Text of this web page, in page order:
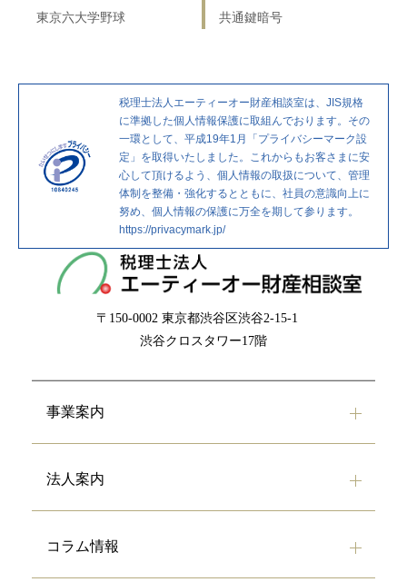
ゲ
の
東京六大学野球
去
稿
共通鍵暗号
〒150-0002 東京都渋谷区渋谷2-15-1
渋谷クロスタワー17階
税理士法人エーティーオー財産相談室は、JIS規格
に準拠した個人情報保護に取組んでおります。その
一環として、平成19年1月「プライバシーマーク設
定」を取得いたしました。これからもお客さまに安
心して頂けるよう、個人情報の取扱について、管理
体制を整備・強化するとともに、社員の意識向上に
努め、個人情報の保護に万全を期して参ります。
https://privacymark.jp/
事業案内
法人案内
コラム情報